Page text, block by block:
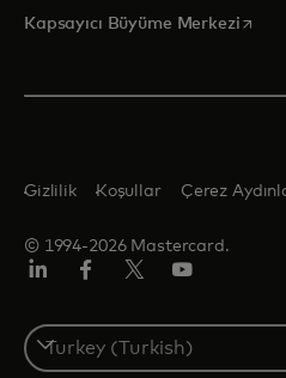
Kapsayıcı Büyüme Merkezi
© 1994-2026 Mastercard.
Gizlilik Koşullar Çerez
Select
a
country